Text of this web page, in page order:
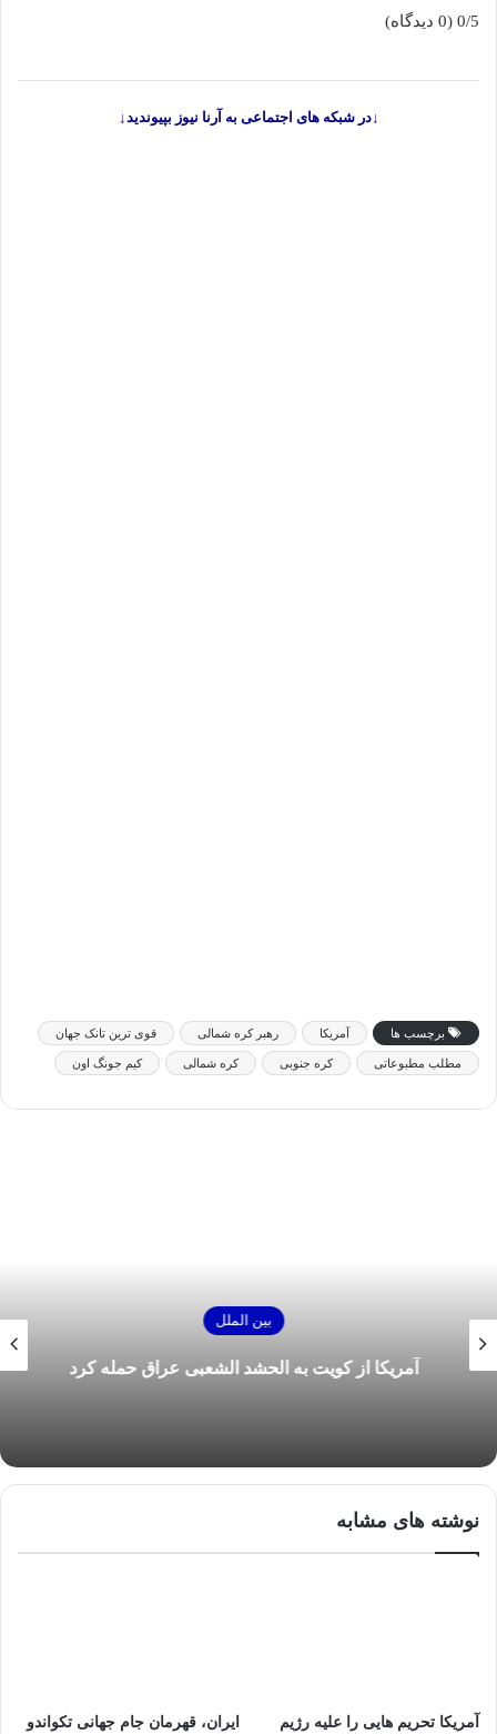
0/5 (0 دیدگاه)
↓در شبکه های اجتماعی به آرنا نیوز بپیوندید↓
برچسب ها آمریکا رهبر کره شمالی قوی ترین تانک جهان
مطلب مطبوعاتی کره جنوبی کره شمالی کیم جونگ اون
بین الملل
آمریکا از کویت به الحشد الشعبی عراق حمله کرد
نوشته های مشابه
آمریکا تحریم‌ هایی را علیه رژیم
ایران، قهرمان جام جهانی تکواندو